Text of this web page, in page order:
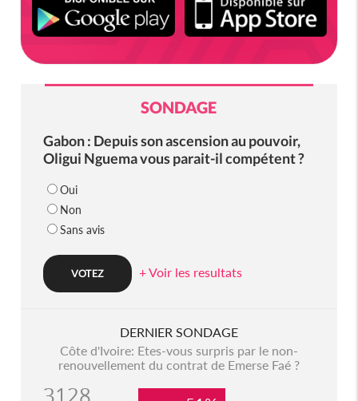
SONDAGE
Gabon : Depuis son ascension au pouvoir,
Oligui Nguema vous parait-il compétent ?
Oui
Non
Sans avis
+ Voir les resultats
DERNIER SONDAGE
Côte d'Ivoire: Etes-vous surpris par le non-
renouvellement du contrat de Emerse Faé ?